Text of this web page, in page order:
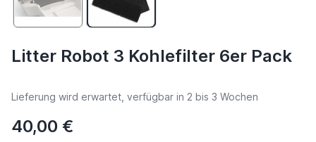
Litter Robot 3 Kohlefilter 6er Pack
Lieferung wird erwartet, verfügbar in 2 bis 3 Wochen
40,00 €